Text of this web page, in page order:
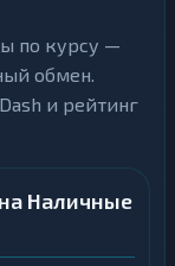
по курсу —
обмен.
и рейтинг
Наличные